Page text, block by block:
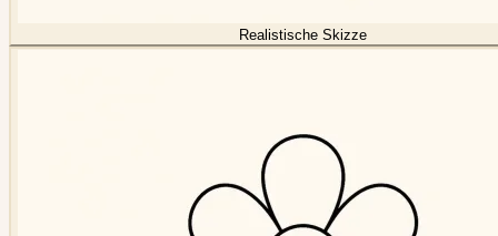
Realistische Skizze